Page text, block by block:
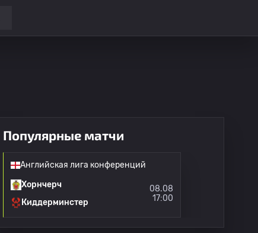
Популярные матчи
Английская лига конференций
Хорнчерч
Киддерминстер
08.08
17:00